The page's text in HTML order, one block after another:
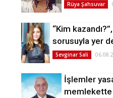
Rüya Şahsuvar
“Kim
sorusuyla yer
Sevginar Sali
İşlemler
memlekette